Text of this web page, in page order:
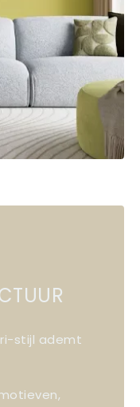
stijl ademt